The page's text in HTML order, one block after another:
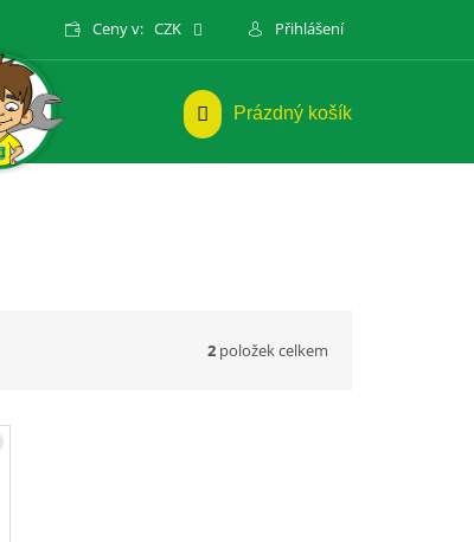
Ceny v: CZK Přihlášení
NÁKUPNÍ
Prázdný košík
2 položek celkem